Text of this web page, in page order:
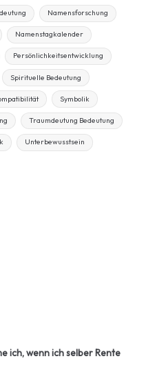
Namensforschung
Namenstagkalender
Persönlichkeitsentwicklung
Spirituelle Bedeutung
Symbolik
Traumdeutung Bedeutung
Unterbewusstsein
ich, wenn ich selber Rente